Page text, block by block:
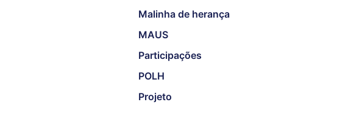
Malinha de herança
MAUS
Participações
POLH
Projeto